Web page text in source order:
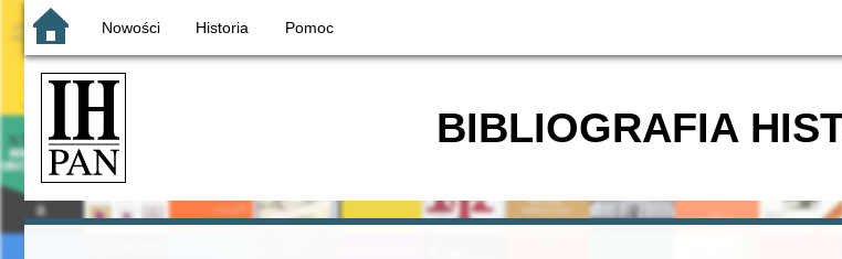
Nowości Historia Pomoc
BIBLIOGRAFIA